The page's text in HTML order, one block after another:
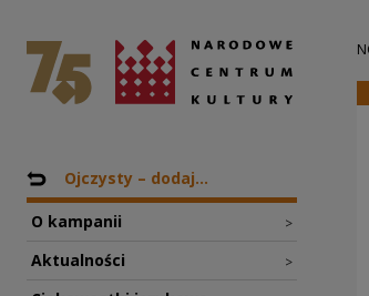
HETKA-
National Centre for Culture Poland
Nawigacja
Back to: Projekty
Ojczysty – dodaj...
O kampanii >
Aktualności >